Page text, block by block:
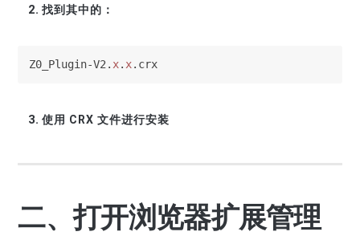
找到其中的：
Z0_Plugin-V2. x. x.crx
使用 CRX 文件进行安装
二、打开浏览器扩展管理